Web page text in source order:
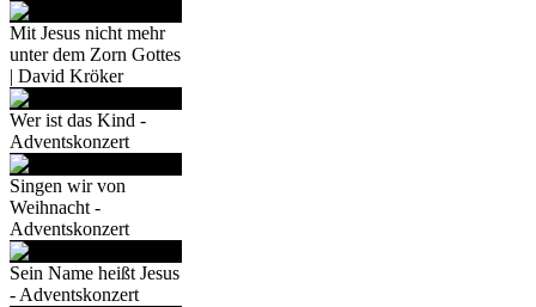
Mit Jesus nicht mehr
unter dem Zorn Gottes
| David Kröker
Wer ist das Kind -
Adventskonzert
Singen wir von
Weihnacht -
Adventskonzert
Sein Name heißt Jesus
- Adventskonzert